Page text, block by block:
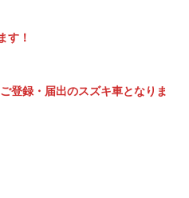
す！
登録・届出のスズキ車となりま